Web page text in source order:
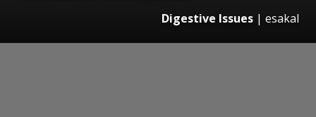
Digestive Issues | esakal